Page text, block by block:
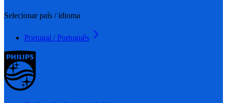
Selecionar país / idioma
Portugal / Português